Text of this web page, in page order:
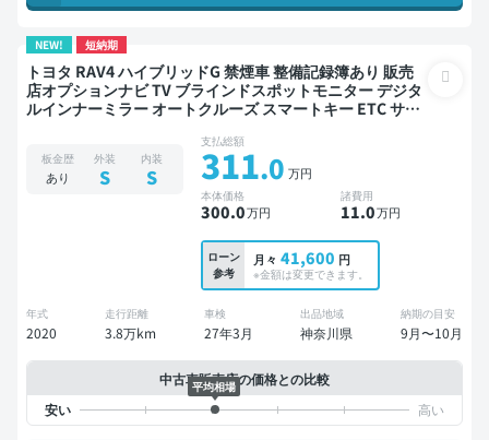
NEW! 短納期
トヨタ RAV4 ハイブリッドG 禁煙車 整備記録簿あり 販売
店オプションナビ TV ブラインドスポットモニター デジタ
ルインナーミラー オートクルーズ スマートキー ETC サン
板金歴
あり
外装
S
内装
S
支払総額
311.0 万円
本体価格
300.0万円
諸費用
11.0万円
ローン
参考
月々 41,600 円
※金額は変更できます。
年式
2020
走行距離
3.8万km
車検
27年3月
出品地域
神奈川県
納期の目安
9月〜10月
中古車販売店の価格との比較
平均相場